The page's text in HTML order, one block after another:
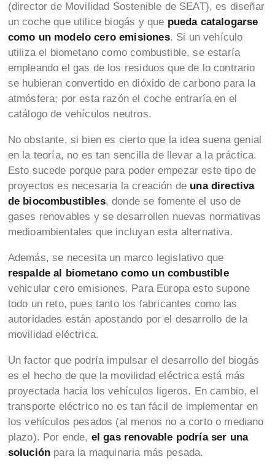
(director de Movilidad Sostenible de SEAT), es diseñar
un coche que utilice biogás y que pueda catalogarse
como un modelo cero emisiones. Si un vehículo
utiliza el biometano como combustible, se estaría
empleando el gas de los residuos que de lo contrario
se hubieran convertido en dióxido de carbono para la
atmósfera; por esta razón el coche entraría en el
catálogo de vehículos neutros.
No obstante, si bien es cierto que la idea suena genial
en la teoría, no es tan sencilla de llevar a la práctica.
Esto sucede porque para poder empezar este tipo de
proyectos es necesaria la creación de una directiva
de biocombustibles, donde se fomente el uso de
gases renovables y se desarrollen nuevas normativas
medioambientales que incluyan esta alternativa.
Además, se necesita un marco legislativo que
respalde al biometano como un combustible
vehicular cero emisiones. Para Europa esto supone
todo un reto, pues tanto los fabricantes como las
autoridades están apostando por el desarrollo de la
movilidad eléctrica.
Un factor que podría impulsar el desarrollo del biogás
es el hecho de que la movilidad eléctrica está más
proyectada hacia los vehículos ligeros. En cambio, el
transporte eléctrico no es tan fácil de implementar en
los vehículos pesados (al menos no a corto o mediano
plazo). Por ende, el gas renovable podría ser una
solución para la maquinaria más pesada.